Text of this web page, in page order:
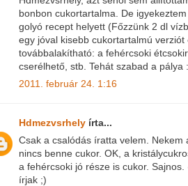
bonbon cukortartalma. De
golyó recept helyett (Főzzünk 2 dl
egy jóval kisebb cukortartalmú
továbbalakítható: a fehércsoki
cserélhető, stb. Tehát szabad a pálya
2011. február 24. 1:16
Hdmezvsrhely írta...
Csak a csalódás íratta velem.
nincs benne cukor. OK, a
a fehércsoki jó része is cukor.
írjak ;)